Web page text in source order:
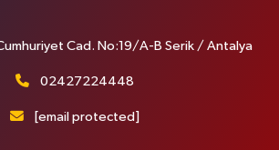
Cad. No:19/A-B Serik / Antalya
02427224448
[email protected]